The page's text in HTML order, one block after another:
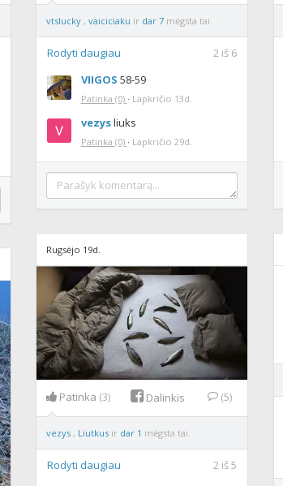
vtslucky , vaiciciaku ir dar 7mėgsta tai.
Rodyti daugiau 2iš 6
VIIGOS 58-59
Patinka (0) · Lapkričio 13d.
vezysliuks
Patinka (0) · Lapkričio 29d.
Rugsėjo 19d.
Patinka (3) Dalinkis (5)
vezys , Liutkus ir dar 1 mėgsta tai.
Rodyti daugiau 2iš5